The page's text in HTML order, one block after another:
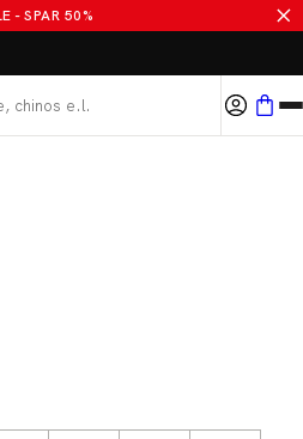
- SPAR 50%